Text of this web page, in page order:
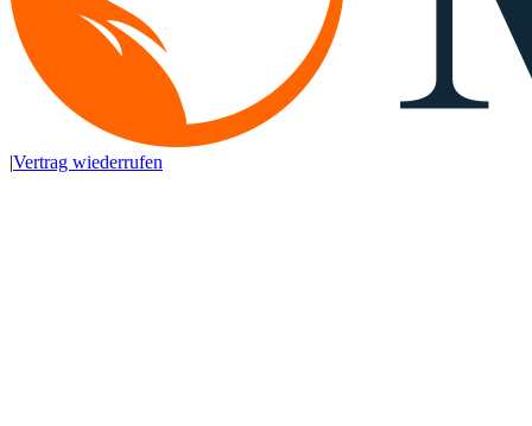
|Vertrag wiederrufen